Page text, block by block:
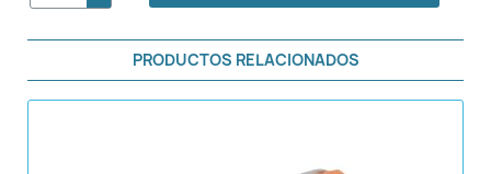
PRODUCTOS RELACIONADOS